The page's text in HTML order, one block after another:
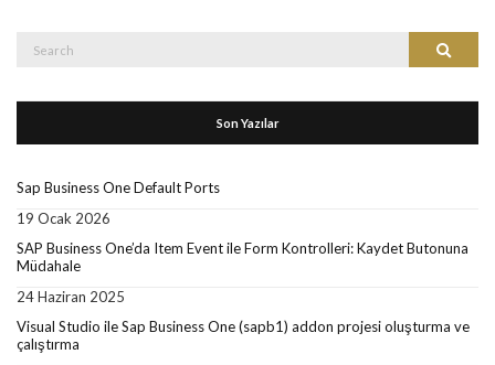
Search
Son Yazılar
Sap Business One Default Ports
19 Ocak 2026
SAP Business One’da Item Event ile Form Kontrolleri: Kaydet Butonuna
Müdahale
24 Haziran 2025
Visual Studio ile Sap Business One (sapb1) addon projesi oluşturma ve
çalıştırma